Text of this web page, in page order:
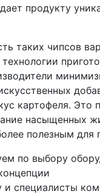
продукту
таких чипсов
картофеля. Это
насыщенных
полезным для
по выбору
и специалисты